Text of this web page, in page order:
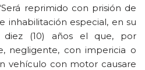
reprimido con prisión de
inhabilitación especial, en su
(10) años el que, por
negligente, con impericia o
vehículo con motor causare